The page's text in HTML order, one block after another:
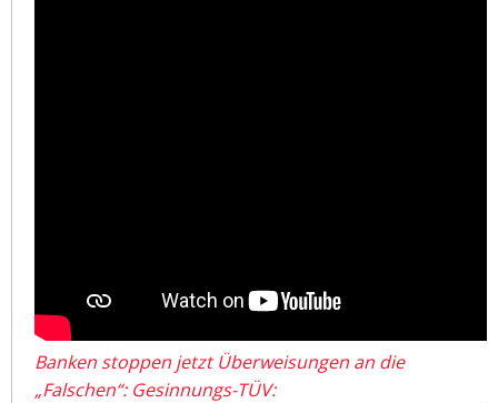
Banken stoppen jetzt Überweisungen an die
„Falschen“: Gesinnungs-TÜV: